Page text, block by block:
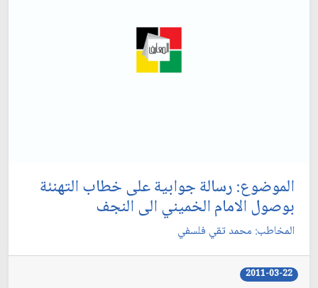
الموضوع: رسالة جوابية على خطاب التهنئة
بوصول الامام الخميني الى النجف‏
المخاطب: محمد تقي فلسفي‏
2011-03-22